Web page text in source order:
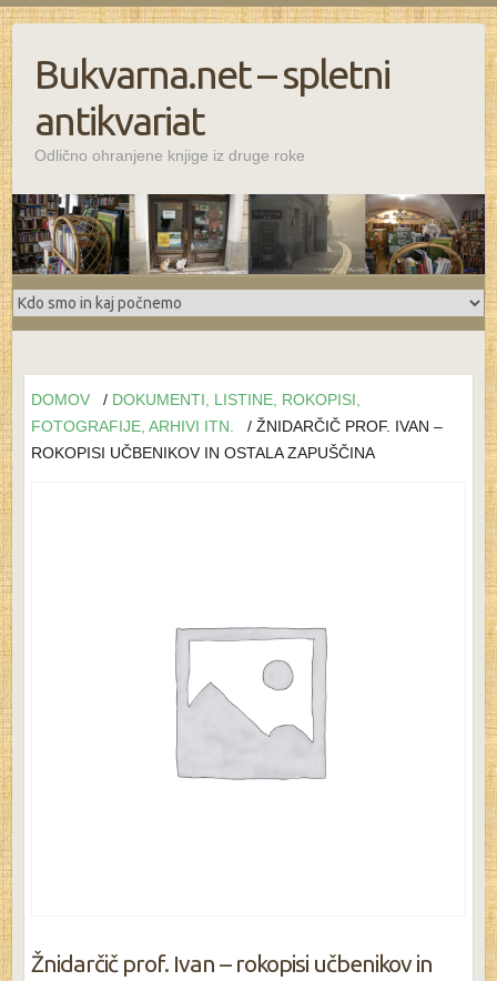
Bukvarna.net – spletni
antikvariat
Odlično ohranjene knjige iz druge roke
DOMOV / DOKUMENTI, LISTINE, ROKOPISI,
FOTOGRAFIJE, ARHIVI ITN.
/ ŽNIDARČIČ PROF. IVAN –
ROKOPISI UČBENIKOV IN OSTALA ZAPUŠČINA
Žnidarčič prof. Ivan – rokopisi učbenikov in